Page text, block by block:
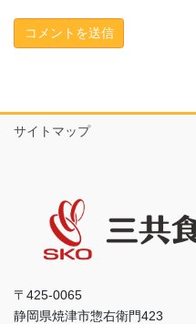
サイトマップ
〒425-0065
静岡県焼津市惣右衛門423